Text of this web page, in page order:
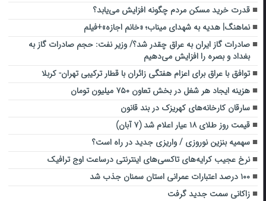
قدرت خرید مسکن مردم چگونه افزایش می‌یابد؟
نماهنگ| ‌هدیه به شهدای میناب؛ «خانم اجازه‌»+فیلم
صادرات گاز ایران به عراق چقدر شد؟/ وزیر نفت: حجم صادرات گاز به
بغداد و بصره را افزایش می‌دهیم
توافق با عراق برای اعزام هفتگی زائران با قطار ترکیبی تهران- کربلا
هزینه ایجاد هر شغل در بخش تعاون ۷۵۰ میلیون تومان
سارقان کارخانه‌های کهریزک در بند قانون
قیمت روز طلای ۱۸ عیار اعلام شد (۷ آبان)
سهمیه بنزین نوروزی / واریزی جدید در راه است؟
نرخ عجیب کرایه‌های تاکسی‌های اینترنتی درساعت اوج ترافیک
۱۰۰ درصد اعتبارات عمرانی استان سمنان جذب شد
زاکانی سمت جدید گرفت